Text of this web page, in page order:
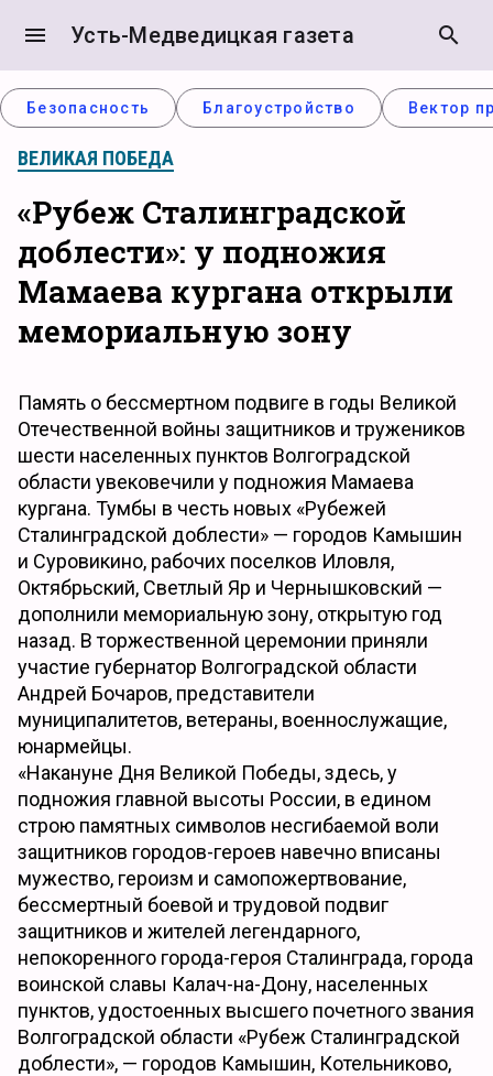
menu Усть-Медведицкая газета search
Безопасность Благоустройство Вектор
ВЕЛИКАЯ ПОБЕДА
«Рубеж Сталинградской
доблести»: у подножия
Мамаева кургана открыли
мемориальную зону
Память о бессмертном подвиге в годы Великой
Отечественной войны защитников и тружеников
шести населенных пунктов Волгоградской
области увековечили у подножия Мамаева
кургана. Тумбы в честь новых «Рубежей
Сталинградской доблести» — городов Камышин
и Суровикино, рабочих поселков Иловля,
Октябрьский, Светлый Яр и Чернышковский —
дополнили мемориальную зону, открытую год
назад. В торжественной церемонии приняли
участие губернатор Волгоградской области
Андрей Бочаров, представители
муниципалитетов, ветераны, военнослужащие,
юнармейцы.
«Накануне Дня Великой Победы, здесь, у
подножия главной высоты России, в едином
строю памятных символов несгибаемой воли
защитников городов-героев навечно вписаны
мужество, героизм и самопожертвование,
бессмертный боевой и трудовой подвиг
защитников и жителей легендарного,
непокоренного города-героя Сталинграда, города
воинской славы Калач-на-Дону, населенных
пунктов, удостоенных высшего почетного звания
Волгоградской области «Рубеж Сталинградской
доблести», — городов Камышин, Котельниково,